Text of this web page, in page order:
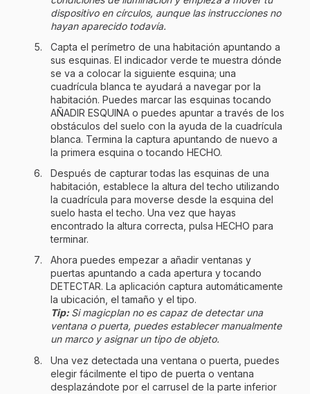
dispositivo en círculos, aunque las instrucciones no
hayan aparecido todavía.
Capta el perímetro de una habitación apuntando a
sus esquinas. El indicador verde te muestra dónde
se va a colocar la siguiente esquina; una
cuadrícula blanca te ayudará a navegar por la
habitación. Puedes marcar las esquinas tocando
AÑADIR ESQUINA o puedes apuntar a través de los
obstáculos del suelo con la ayuda de la cuadrícula
blanca. Termina la captura apuntando de nuevo a
la primera esquina o tocando HECHO.
Después de capturar todas las esquinas de una
habitación, establece la altura del techo utilizando
la cuadrícula para moverse desde la esquina del
suelo hasta el techo. Una vez que hayas
encontrado la altura correcta, pulsa HECHO para
terminar.
Ahora puedes empezar a añadir ventanas y
puertas apuntando a cada apertura y tocando
DETECTAR. La aplicación captura automáticamente
la ubicación, el tamaño y el tipo.
Tip: Si magicplan no es capaz de detectar una
ventana o puerta, puedes establecer manualmente
un marco y asignar un tipo de objeto.
Una vez detectada una ventana o puerta, puedes
elegir fácilmente el tipo de puerta o ventana
desplazándote por el carrusel de la parte inferior